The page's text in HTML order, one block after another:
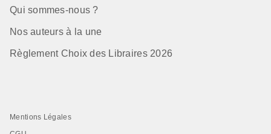
Qui sommes-nous ?
Nos auteurs à la une
Règlement Choix des Libraires 2026
Mentions Légales